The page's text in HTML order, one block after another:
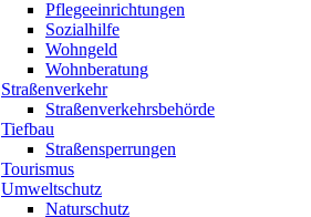
Pflegeeinrichtungen
Sozialhilfe
Wohngeld
Wohnberatung
Straßenverkehr
Straßenverkehrsbehörde
Tiefbau
Straßensperrungen
Tourismus
Umweltschutz
Naturschutz